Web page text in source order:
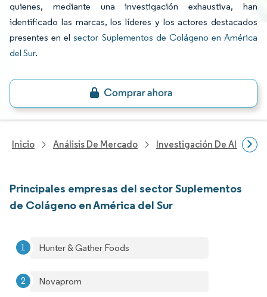
quienes, mediante una investigación exhaustiva, han
identificado las marcas, los líderes y los actores destacados
presentes en elsector Suplementos de Colágeno en América
del Sur.
Inicio Análisis De Mercado Investigación De
Principales empresas del sector Suplementos
de Colágeno en América del Sur
Hunter & Gather Foods
Novaprom